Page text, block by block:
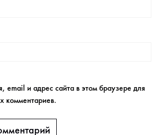
email и адрес сайта в этом браузере для
комментариев.